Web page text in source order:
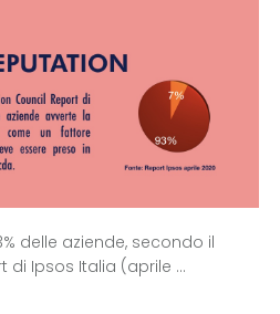
delle aziende, secondo il
di Ipsos Italia (aprile ...